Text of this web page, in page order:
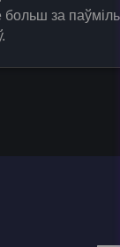
больш за